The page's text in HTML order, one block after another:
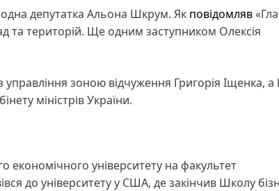
депутатка Альона Шкрум. Як повідомляв
та територій. Ще одним заступником Олексія
зоною відчуження Григорія Іщенка, а
міністрів України.
економічного університету на факультет
до університету у США, де закінчив Школу